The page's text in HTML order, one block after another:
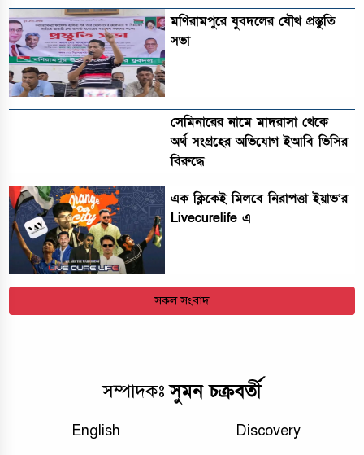
মণিরামপুরে যুবদলের যৌথ প্রস্তুতি
সভা
সেমিনারের নামে মাদরাসা থেকে
অর্থ সংগ্রহের অভিযোগ ইআবি ভিসির
বিরুদ্ধে
এক ক্লিকেই মিলবে নিরাপত্তা ইয়াভ’র
Livecurelife এ
সকল সংবাদ
সম্পাদকঃসুমন চক্রবর্তী
English Discovery